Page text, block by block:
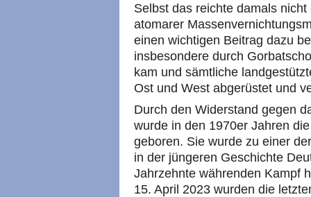
Selbst das reichte damals
atomarer
einen wichtigen Beitrag dazu
insbesondere durch
kam und sämtliche
Ost und West abgerüstet und
Durch den Widerstand gegen
wurde in den 1970er Jahren
geboren. Sie wurde zu einer
in der jüngeren Geschichte
Jahrzehnte währenden Kampf
15. April 2023 wurden die